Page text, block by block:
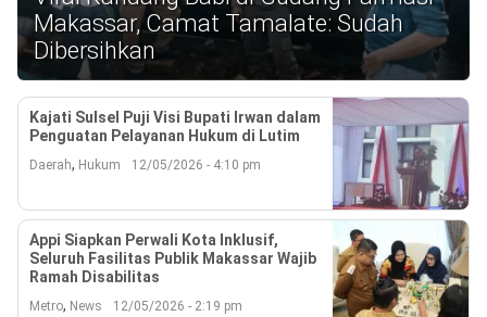
Makassar, Camat Tamalate: Sudah
Dibersihkan
Kajati Sulsel Puji Visi Bupati Irwan dalam
Penguatan Pelayanan Hukum di Lutim
Daerah, Hukum 12/05/2026 - 4:10 pm
Appi Siapkan Perwali Kota Inklusif,
Seluruh Fasilitas Publik Makassar Wajib
Ramah Disabilitas
Metro, News 12/05/2026 - 2:19 pm